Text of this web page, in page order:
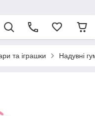
та іграшки Надувні